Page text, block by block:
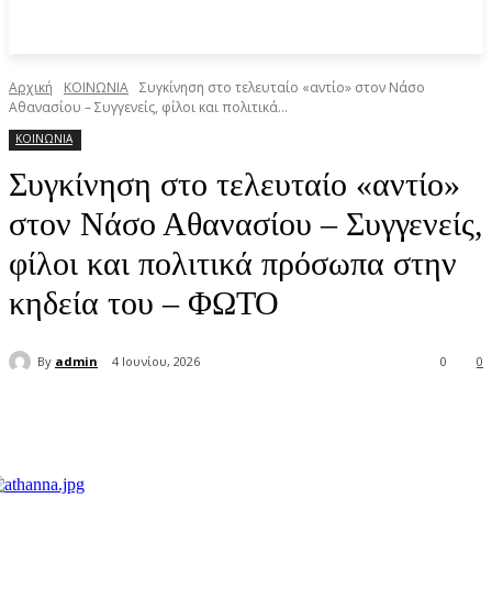
Αρχική ΚΟΙΝΩΝΙΑ Συγκίνηση στο τελευταίο «αντίο» στον Νάσο
Αθανασίου – Συγγενείς, φίλοι και πολιτικά...
ΚΟΙΝΩΝΙΑ
Συγκίνηση στο τελευταίο «αντίο»
στον Νάσο Αθανασίου – Συγγενείς,
φίλοι και πολιτικά πρόσωπα στην
κηδεία του – ΦΩΤΟ
By admin 4 Ιουνίου, 2026 0
0